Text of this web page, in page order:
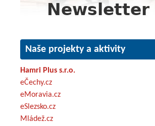
Naše projekty a aktivity
Hamri Plus s.r.o.
eČechy.cz
eMoravia.cz
eSlezsko.cz
Mládež.cz